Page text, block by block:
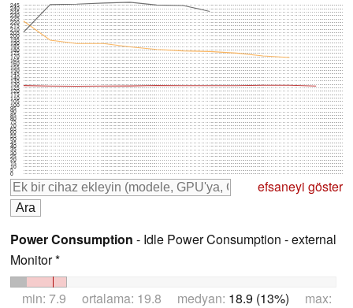
05
10
15
20
25
30
35
40
45
50
55
60
65
70
75
80
85
90
95
100
105
110
115
120
125
130
135
140
145
150
155
160
165
170
175
180
185
190
195
200
205
210
215
220
225
230
235
240
245
efsaneyi göster
Power Consumption - Idle Power Consumption - external
Monitor *
min: 7.9 ortalama: 19.8 medyan: 18.9 (13%) max: